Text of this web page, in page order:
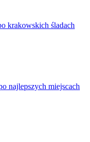
krakowskich śladach
najlepszych miejscach